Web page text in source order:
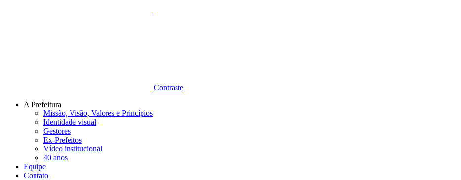
Contraste
A Prefeitura
Missão, Visão, Valores e Princípios
Identidade visual
Gestores
Ex-Prefeitos
Vídeo institucional
40 anos
Equipe
Contato